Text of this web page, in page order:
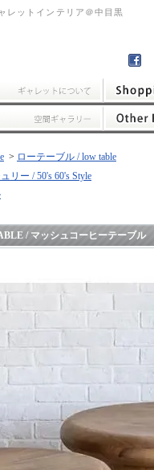
レットインテリア＠中目黒
> ローテーブル / low table
リー / 50's 60's Style
/ マッシュコーヒーテーブル